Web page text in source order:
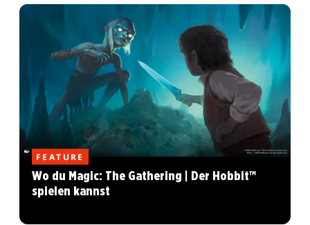
FEATURE
Wo du Magic: The Gathering | Der Hobbit™
spielen kannst